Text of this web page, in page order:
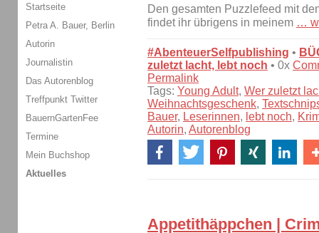
Den gesamten Puzzlefeed mit
findet ihr übrigens in meinem …
#AbenteuerSelfpublishing •
zuletzt lacht, lebt noch • 0x
Permalink
Tags: Young Adult, Wer zuletzt
Weihnachtsgeschenk,
Bauer, Leserinnen, lebt noch,
Autorin, Autorenblog
Appetithäppchen |
Startseite
Petra A. Bauer, Berlin
Autorin
Journalistin
Das Autorenblog
Treffpunkt Twitter
BauernGartenFee
Termine
Mein Buchshop
Aktuelles